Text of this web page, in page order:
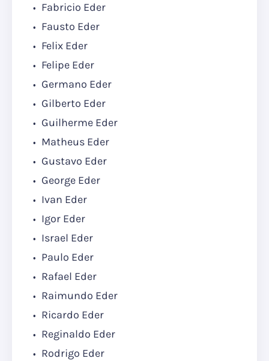
Fabricio Eder
Fausto Eder
Felix Eder
Felipe Eder
Germano Eder
Gilberto Eder
Guilherme Eder
Matheus Eder
Gustavo Eder
George Eder
Ivan Eder
Igor Eder
Israel Eder
Paulo Eder
Rafael Eder
Raimundo Eder
Ricardo Eder
Reginaldo Eder
Rodrigo Eder